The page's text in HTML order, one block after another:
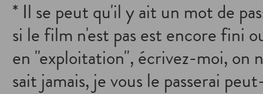
* Il se peut qu'il y ait un mot de
si le film n'est pas est encore fini
en "exploitation", écrivez-moi, on
sait jamais, je vous le passerai